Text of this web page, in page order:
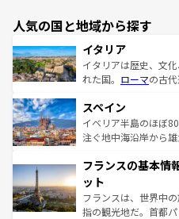
人気の国と地域から探す
イタリア
イタリアは歴史、文
れた国。 ローマの古
ろん、トスカーナの
景など、自然景観も
ピザやパスタなど、
ませてくれるイタリ
なお、新着のイタリア
しい。
スペイン
イベリア半島のほぼ
注ぐ地中海沿岸から
文化が根付くこの国
れる闘牛、そして美
る。首都マドリード
アートに溢れた街角
フランスの基本情
ット
フランスは、世界中
指の観光地だ。首都